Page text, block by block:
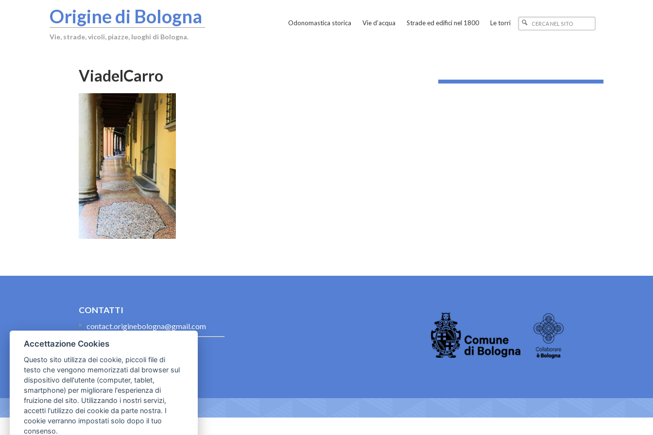
Origine di Bologna
Vie, strade, vicoli, piazze, luoghi di Bologna.
Odonomastica storica Vie d’acqua Strade ed edifici nel 1800 Le torri
ViadelCarro
CONTATTI
contact.originebologna@gmail.com
Cookies e informativa privacy
Accettazione Cookies
Questo sito utilizza dei cookie, piccoli file di
testo che vengono memorizzati dal browser sul
dispositivo dell'utente (computer, tablet,
smartphone) per migliorare l'esperienza di
fruizione del sito. Utilizzando i nostri servizi,
accetti l'utilizzo dei cookie da parte nostra. I
cookie verranno impostati solo dopo il tuo
consenso.